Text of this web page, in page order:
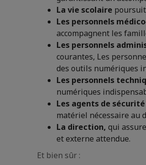
La vie scolaire
Les personnels
accompagnent les
Les personnels
courantes, Les
des outils numériques
Les personnels
numériques
Les agents de sécurité
matériel nécessaire au
La direction, qui
et externe attendue.
Et bien sûr :